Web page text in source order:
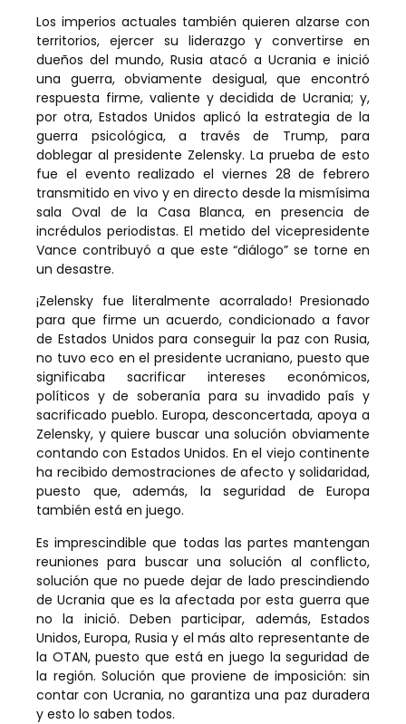
Los imperios actuales también quieren alzarse con
territorios, ejercer su liderazgo y convertirse en
dueños del mundo, Rusia atacó a Ucrania e inició
una guerra, obviamente desigual, que encontró
respuesta firme, valiente y decidida de Ucrania; y,
por otra, Estados Unidos aplicó la estrategia de la
guerra psicológica, a través de Trump, para
doblegar al presidente Zelensky. La prueba de esto
fue el evento realizado el viernes 28 de febrero
transmitido en vivo y en directo desde la mismísima
sala Oval de la Casa Blanca, en presencia de
incrédulos periodistas. El metido del vicepresidente
Vance contribuyó a que este “diálogo” se torne en
un desastre.
¡Zelensky fue literalmente acorralado! Presionado
para que firme un acuerdo, condicionado a favor
de Estados Unidos para conseguir la paz con Rusia,
no tuvo eco en el presidente ucraniano, puesto que
significaba sacrificar intereses económicos,
políticos y de soberanía para su invadido país y
sacrificado pueblo. Europa, desconcertada, apoya a
Zelensky, y quiere buscar una solución obviamente
contando con Estados Unidos. En el viejo continente
ha recibido demostraciones de afecto y solidaridad,
puesto que, además, la seguridad de Europa
también está en juego.
Es imprescindible que todas las partes mantengan
reuniones para buscar una solución al conflicto,
solución que no puede dejar de lado prescindiendo
de Ucrania que es la afectada por esta guerra que
no la inició. Deben participar, además, Estados
Unidos, Europa, Rusia y el más alto representante de
la OTAN, puesto que está en juego la seguridad de
la región. Solución que proviene de imposición: sin
contar con Ucrania, no garantiza una paz duradera
y esto lo saben todos.